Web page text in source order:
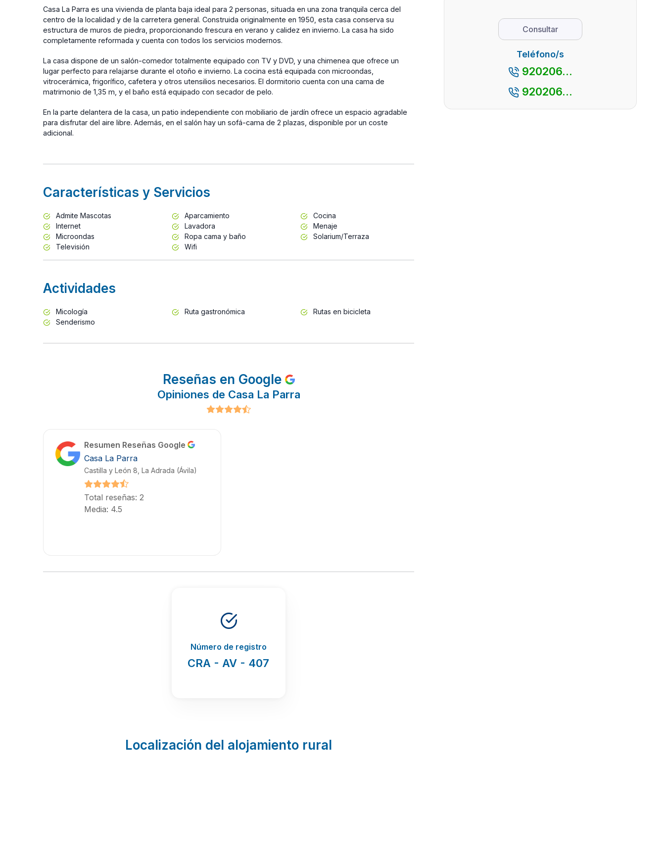
Casa La Parra es una vivienda de planta baja ideal para 2 personas, situada en una zona tranquila cerca del
centro de la localidad y de la carretera general. Construida originalmente en 1950, esta casa conserva su
estructura de muros de piedra, proporcionando frescura en verano y calidez en invierno. La casa ha sido
completamente reformada y cuenta con todos los servicios modernos.
La casa dispone de un salón-comedor totalmente equipado con TV y DVD, y una chimenea que ofrece un
lugar perfecto para relajarse durante el otoño e invierno. La cocina está equipada con microondas,
vitrocerámica, frigorífico, cafetera y otros utensilios necesarios. El dormitorio cuenta con una cama de
matrimonio de 1,35 m, y el baño está equipado con secador de pelo.
En la parte delantera de la casa, un patio independiente con mobiliario de jardín ofrece un espacio agradable
para disfrutar del aire libre. Además, en el salón hay un sofá-cama de 2 plazas, disponible por un coste
adicional.
Características y Servicios
Admite Mascotas Aparcamiento
Cocina
Internet
Lavadora
Menaje
Microondas
Ropa cama y baño
Solarium/Terraza
Televisión
Wifi
Actividades
Micología Ruta gastronómica
Rutas en bicicleta
Senderismo
Reseñas en Google
Opiniones de Casa La Parra
Resumen Reseñas Google
Casa La Parra
Castilla y León 8, La Adrada (Ávila)
Total reseñas: 2
Media: 4.5
Número de registro
CRA - AV - 407
Localización del alojamiento rural
Consultar
Teléfono/s
920206...
920206...